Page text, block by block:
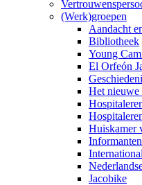
(Werk)groepen
Aandacht
Bibliotheek
Young
El Orfeón
Het nieuwe
Huiskamer
Informanten
Jacobike